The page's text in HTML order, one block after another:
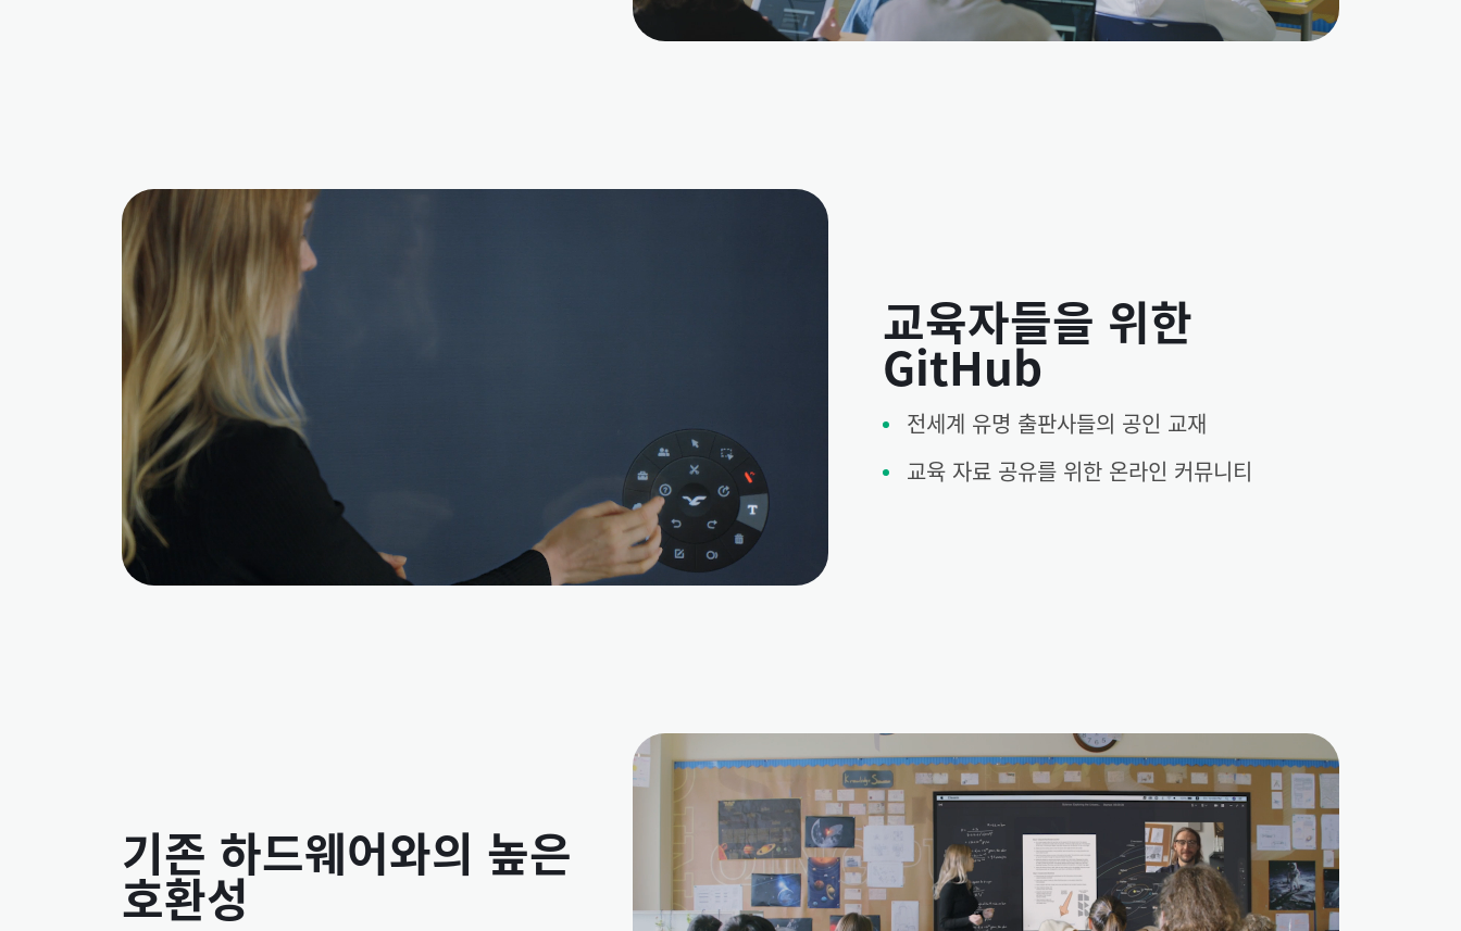
교육자들을 위한
GitHub
전세계 유명 출판사들의 공인 교재
교육 자료 공유를 위한 온라인 커뮤니티
기존 하드웨어와의 높은
호환성